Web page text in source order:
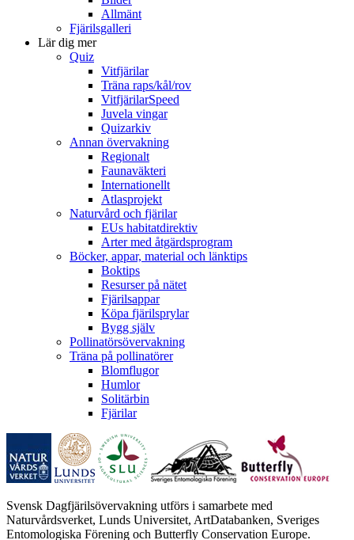
Allmänt
Fjärilsgalleri
Lär dig mer
Quiz
Vitfjärilar
Träna raps/kål/rov
VitfjärilarSpeed
Juvela vingar
Quizarkiv
Annan övervakning
Regionalt
Faunaväkteri
Internationellt
Atlasprojekt
Naturvård och fjärilar
EUs habitatdirektiv
Arter med åtgärdsprogram
Böcker, appar, material och länktips
Boktips
Resurser på nätet
Fjärilsappar
Köpa fjärilsprylar
Bygg själv
Pollinatörsövervakning
Träna på pollinatörer
Blomflugor
Humlor
Solitärbin
Fjärilar
Svensk Dagfjärilsövervakning utförs i samarbete med
Naturvårdsverket, Lunds Universitet, ArtDatabanken, Sveriges
Entomologiska Förening och Butterfly Conservation Europe.